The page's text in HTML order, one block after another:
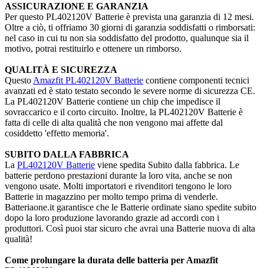
ASSICURAZIONE E GARANZIA
Per questo PL402120V Batterie è prevista una garanzia di 12 mesi.
Oltre a ciò, ti offriamo 30 giorni di garanzia soddisfatti o rimborsati:
nel caso in cui tu non sia soddisfatto del prodotto, qualunque sia il
motivo, potrai restituirlo e ottenere un rimborso.
QUALITÀ E SICUREZZA
Questo Amazfit PL402120V Batterie contiene componenti tecnici
avanzati ed è stato testato secondo le severe norme di sicurezza CE.
La PL402120V Batterie contiene un chip che impedisce il
sovraccarico e il corto circuito. Inoltre, la PL402120V Batterie è
fatta di celle di alta qualità che non vengono mai affette dal
cosiddetto 'effetto memoria'.
SUBITO DALLA FABBRICA
La PL402120V Batterie viene spedita Subito dalla fabbrica. Le
batterie perdono prestazioni durante la loro vita, anche se non
vengono usate. Molti importatori e rivenditori tengono le loro
Batterie in magazzino per molto tempo prima di venderle.
Batteriaone.it garantisce che le Batterie ordinate siano spedite subito
dopo la loro produzione lavorando grazie ad accordi con i
produttori. Così puoi star sicuro che avrai una Batterie nuova di alta
qualità!
Come prolungare la durata delle batteria per Amazfit